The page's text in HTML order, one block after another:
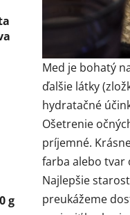
g
Med je bohatý
ďalšie látky
hydratačné
Ošetrenie
príjemné.
farba alebo tvar
Najlepšie
preukážeme